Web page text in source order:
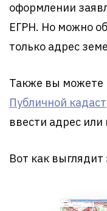
оформлении
ЕГРН. Но можно
только адрес
Также вы можете
Публичной
ввести адрес или
Вот как выглядит